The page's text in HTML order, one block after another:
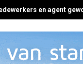
en agent